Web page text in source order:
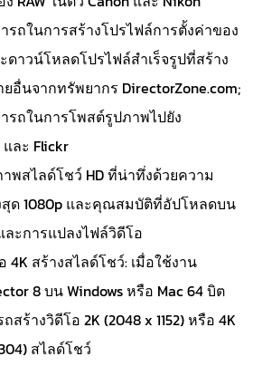
รถในการสร้างโปรไฟล์การตั้งค่าของ
ดาวน์โหลดโปรไฟล์สำเร็จรูปที่สร้าง
อื่นจากทรัพยากร DirectorZone.com;
รถในการโพสต์รูปภาพไปยัง
และ Flickr
พสไลด์โชว์ HD ที่น่าทึ่งด้วยความ
สุด 1080p และคุณสมบัติที่อัปโหลดบน
ละการแปลงไฟล์วิดีโอ
4K สร้างสไลด์โชว์: เมื่อใช้งาน
8 บน Windows หรือ Mac 64 บิต
ร้างวิดีโอ 2K (2048 x 1152) หรือ 4K
สไลด์โชว์